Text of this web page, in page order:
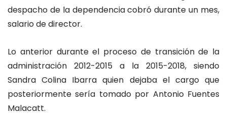
despacho de la dependencia cobró durante un mes,
salario de director.
Lo anterior durante el proceso de transición de la
administración 2012-2015 a la 2015-2018, siendo
Sandra Colina Ibarra quien dejaba el cargo que
posteriormente sería tomado por Antonio Fuentes
Malacatt.